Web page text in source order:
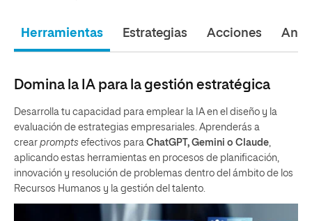
Herramientas Estrategias Acciones
Domina la IA para la gestión estratégica
Desarrolla tu capacidad para emplear la IA en el diseño y la
evaluación de estrategias empresariales. Aprenderás a
crear prompts efectivos para ChatGPT, Gemini o Claude,
aplicando estas herramientas en procesos de planificación,
innovación y resolución de problemas dentro del ámbito de los
Recursos Humanos y la gestión del talento.